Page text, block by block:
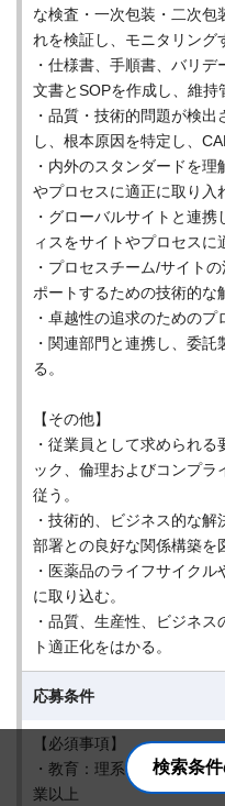
な検査・一次包装・二次包
れを検証し、モニタリング
・仕様書、手順書、バリ
文書とSOPを作成し、維持
・品質・技術的問題が検
し、根本原因を特定し、
・内外のスタンダードを
やプロセスに適正に取り入
・グローバルサイトと連
ィスをサイトやプロセスに
・プロセスチーム/サイト
ポートするための技術的な
・卓越性の追求のためのプ
・関連部門と連携し、委
る。
【その他】
・従業員として求められ
ック、倫理およびコンプラ
従う。
・技術的、ビジネス的な
部署との良好な関係構築を
・医薬品のライフサイク
に取り込む。
・品質、生産性、ビジネ
ト適正化をはかる。
応募条件
【必須事項】
・教育：理系学部（薬学
業以上
検索条